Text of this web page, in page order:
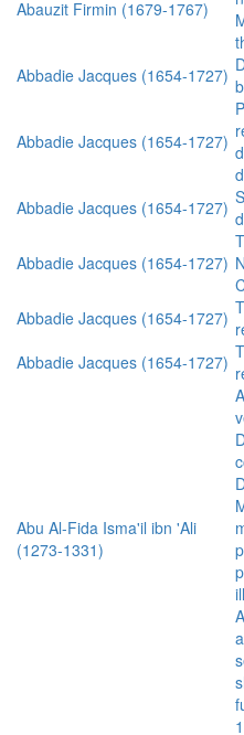
Abauzit Firmin (1679-1767)
Abbadie Jacques (1654-1727)
Abbadie Jacques (1654-1727)
Abbadie Jacques (1654-1727)
Abbadie Jacques (1654-1727)
Abbadie Jacques (1654-1727)
Abbadie Jacques (1654-1727)
Abu Al-Fida Isma'il ibn 'Ali
(1273-1331)